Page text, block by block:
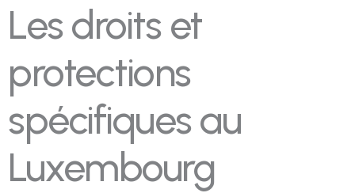
Les droits et
protections
spécifiques au
Luxembourg